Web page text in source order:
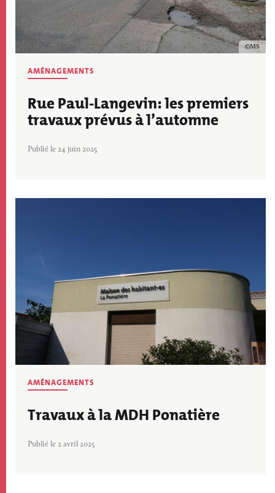
MS
AMÉNAGEMENTS
Rue Paul-Langevin: les premiers
travaux prévus à l’automne
Publié le 24 juin 2025
AMÉNAGEMENTS
Travaux à la MDH Ponatière
Publié le 2 avril 2025